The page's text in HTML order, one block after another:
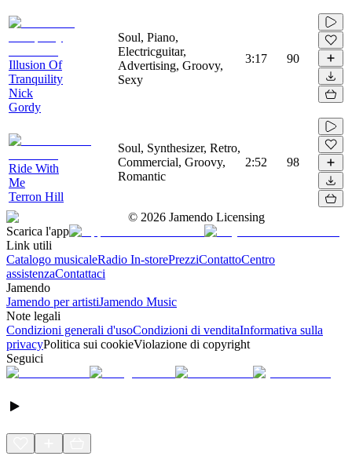
Illusion Of
Tranquility
Nick
Gordy
Soul, Piano,
Electricguitar,
Advertising, Groovy,
Sexy
3:17 90
Ride With
Me
Terron Hill
Soul, Synthesizer, Retro,
Commercial, Groovy,
Romantic
2:52 98
© 2026 Jamendo Licensing
Scarica l'app
Link utili
Catalogo musicaleRadio In-storePrezziContattoCentro
assistenzaContattaci
Jamendo
Jamendo per artistiJamendo Music
Note legali
Condizioni generali d'usoCondizioni di venditaInformativa sulla
privacyPolitica sui cookieViolazione di copyright
Seguici